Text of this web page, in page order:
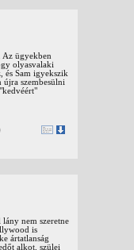
Az ügyekben
olyasvalaki
és Sam igyekszik
szembesülni
nem szeretne
is
ártatlanság
alkot, szülei